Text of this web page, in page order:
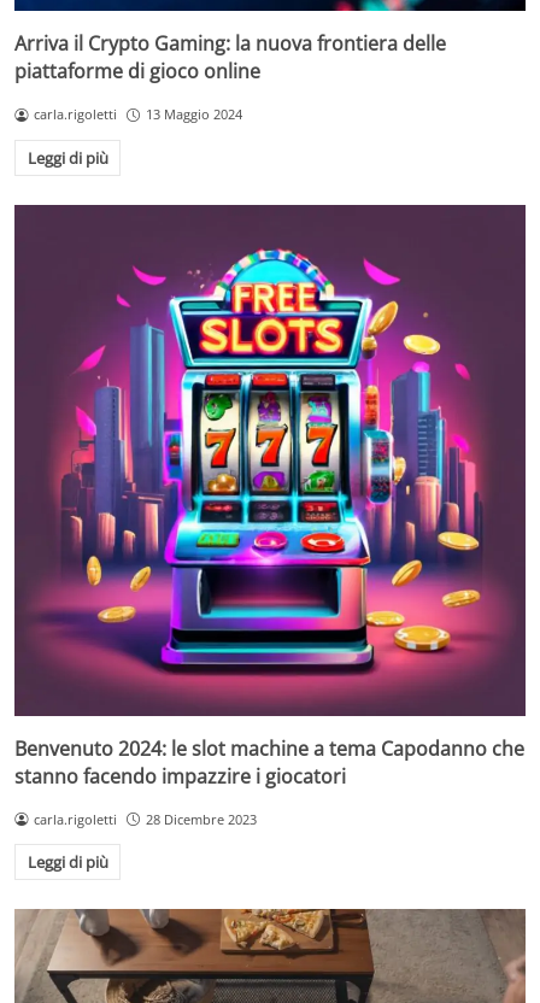
Arriva il Crypto Gaming: la nuova frontiera delle
piattaforme di gioco online
carla.rigoletti 13 Maggio 2024
Leggi di più
Benvenuto 2024: le slot machine a tema Capodanno che
stanno facendo impazzire i giocatori
carla.rigoletti 28 Dicembre 2023
Leggi di più